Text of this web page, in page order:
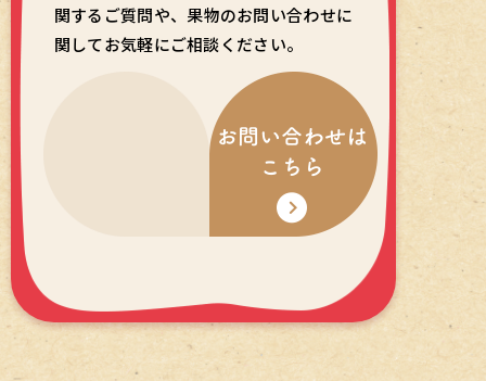
関するご質問や、 果物のお問い合わせに
関してお気軽にご相談ください。